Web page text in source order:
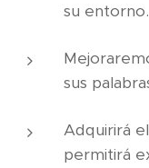
su entorno.
sus
Adquirirá
permitirá